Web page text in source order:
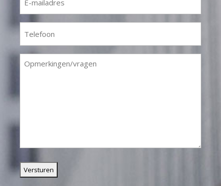
mailadres
Telefoon
(Required)
Opmerkingen/vragen
(Required)